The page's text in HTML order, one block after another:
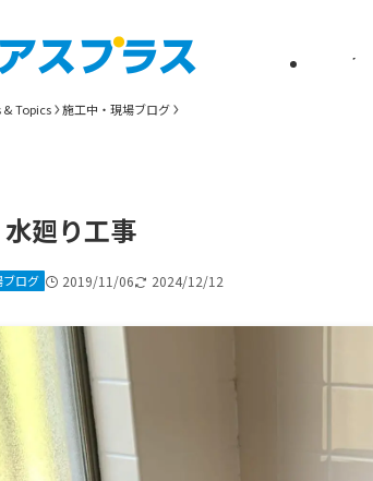
& Topics 施工中・現場ブログ
水廻り工事
ログ 2019/11/06 2024/12/12